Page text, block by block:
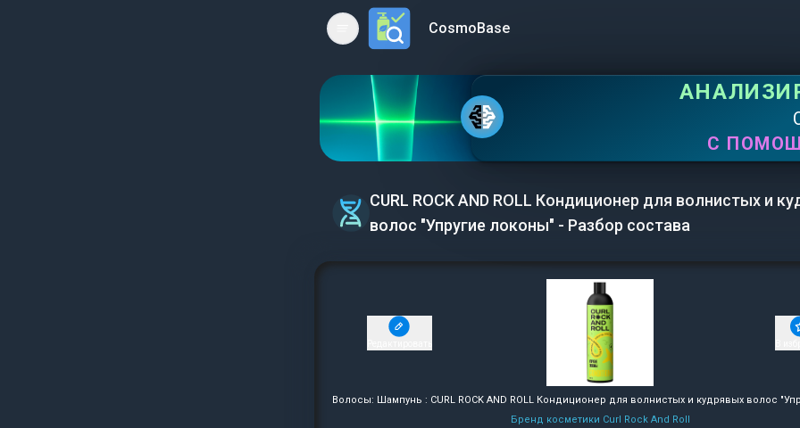
Open main menuCosmoBase
С
CURL ROCK AND ROLL Кондиционер для волнистых и
волос "Упругие локоны" - Разбор состава
Волосы: Шампунь : CURL ROCK AND ROLL Кондиционер для волнистых и кудрявых волос
Бренд косметики Curl Rock And Roll